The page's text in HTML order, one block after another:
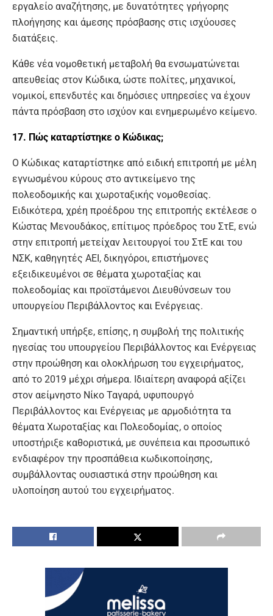
εργαλείο αναζήτησης, με δυνατότητες γρήγορης
πλοήγησης και άμεσης πρόσβασης στις ισχύουσες
διατάξεις.
Κάθε νέα νομοθετική μεταβολή θα ενσωματώνεται
απευθείας στον Κώδικα, ώστε πολίτες, μηχανικοί,
νομικοί, επενδυτές και δημόσιες υπηρεσίες να έχουν
πάντα πρόσβαση στο ισχύον και ενημερωμένο κείμενο.
17. Πώς καταρτίστηκε ο Κώδικας;
Ο Κώδικας καταρτίστηκε από ειδική επιτροπή με μέλη
εγνωσμένου κύρους στο αντικείμενο της
πολεοδομικής και χωροταξικής νομοθεσίας.
Ειδικότερα, χρέη προέδρου της επιτροπής εκτέλεσε ο
Κώστας Μενουδάκος, επίτιμος πρόεδρος του ΣτΕ, ενώ
στην επιτροπή μετείχαν λειτουργοί του ΣτΕ και του
ΝΣΚ, καθηγητές ΑΕΙ, δικηγόροι, επιστήμονες
εξειδικευμένοι σε θέματα χωροταξίας και
πολεοδομίας και προϊστάμενοι Διευθύνσεων του
υπουργείου Περιβάλλοντος και Ενέργειας.
Σημαντική υπήρξε, επίσης, η συμβολή της πολιτικής
ηγεσίας του υπουργείου Περιβάλλοντος και Ενέργειας
στην προώθηση και ολοκλήρωση του εγχειρήματος,
από το 2019 μέχρι σήμερα. Ιδιαίτερη αναφορά αξίζει
στον αείμνηστο Νίκο Ταγαρά, υφυπουργό
Περιβάλλοντος και Ενέργειας με αρμοδιότητα τα
θέματα Χωροταξίας και Πολεοδομίας, ο οποίος
υποστήριξε καθοριστικά, με συνέπεια και προσωπικό
ενδιαφέρον την προσπάθεια κωδικοποίησης,
συμβάλλοντας ουσιαστικά στην προώθηση και
υλοποίηση αυτού του εγχειρήματος.